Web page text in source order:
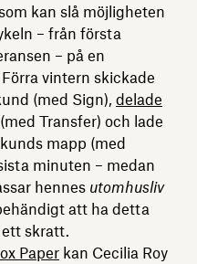
kan slå möjligheten
– från första
– på en
vintern skickade
(med Sign), delade
Transfer) och lade
mapp (med
minuten – medan
hennes utomhusliv
att ha detta
skratt.
Paper kan Cecilia Roy